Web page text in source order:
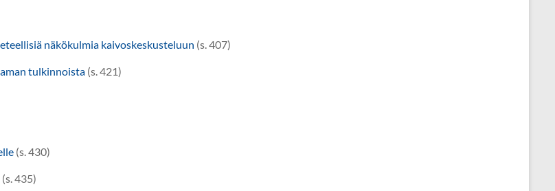
näkökulmia kaivoskeskusteluun (s. 407)
tulkinnoista (s. 421)
(s. 430)
(s. 435)